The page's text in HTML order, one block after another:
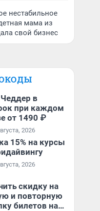
нестабильное
мама из
свой бизнес
в
при каждом
от 1490 ₽
2026
15% на курсы
2026
скидку на
и повторную
билетов на